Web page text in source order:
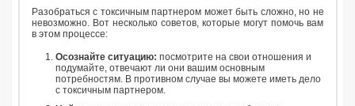
Разобраться с токсичным партнером может быть сложно, но не
невозможно. Вот несколько советов, которые могут помочь вам
в этом процессе:
Осознайте ситуацию: посмотрите на свои отношения и
подумайте, отвечают ли они вашим основным
потребностям. В противном случае вы можете иметь дело
с токсичным партнером.